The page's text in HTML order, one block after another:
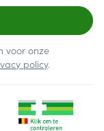
voor onze
policy.